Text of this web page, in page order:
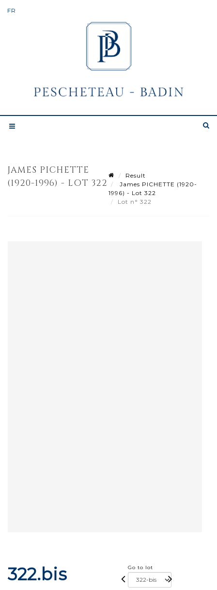
JAMES PICHETTE
(1920-1996) - LOT 322
Result
James PICHETTE (1920-
1996) - Lot 322
Lot n° 322
322.bis Go to lot